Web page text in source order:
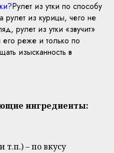
Рулет из утки по способу
рулет из курицы, чего не
рулет из утки «звучит»
реже и только по
изысканность в
ингредиенты:
– по вкусу